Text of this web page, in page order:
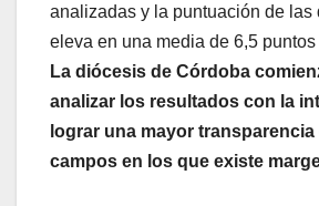
analizadas y la puntuación de las
eleva en una media de 6,5
La diócesis de Córdoba
analizar los resultados con la
lograr una mayor
campos en los que existe